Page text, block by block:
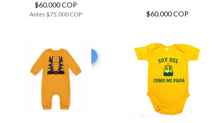
$60.000 COP
Antes $75.000 COP $60.000 COP